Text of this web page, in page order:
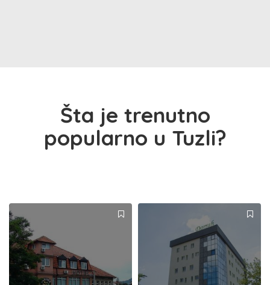
Šta je trenutno
popularno u Tuzli?